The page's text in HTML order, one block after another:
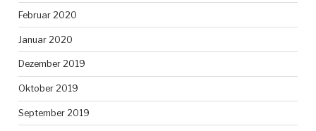
Februar 2020
Januar 2020
Dezember 2019
Oktober 2019
September 2019